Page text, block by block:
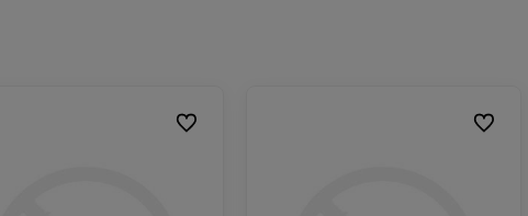
Do ulubionych
Do ulubionych Do
Do